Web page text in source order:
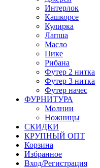
Интерлок
Кашкорсе
Кулирка
Лапша
Масло
Пике
Рибана
Футер 2 нитка
Футер 3 нитка
Футер начес
ФУРНИТУРА
Молнии
Ножницы
СКИДКИ
КРУПНЫЙ ОПТ
Корзина
Избранное
Вход/Регистрация